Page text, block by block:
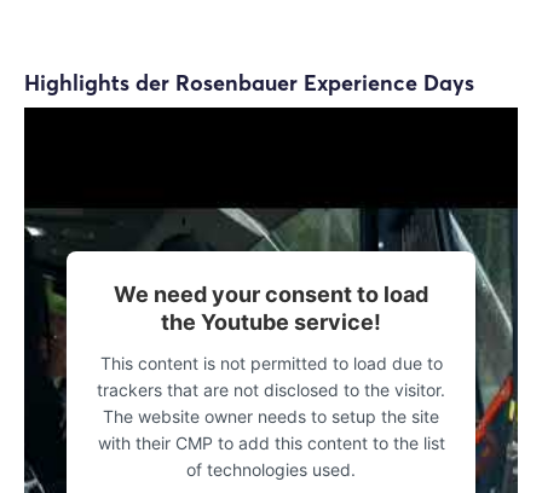
Highlights der Rosenbauer Experience Days
We need your consent to load
the Youtube service!
This content is not permitted to load due to
trackers that are not disclosed to the visitor.
The website owner needs to setup the site
with their CMP to add this content to the list
of technologies used.